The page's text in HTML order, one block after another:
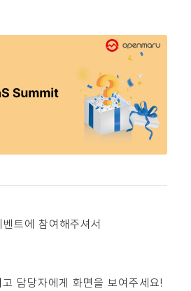
트에 참여해주셔서
담당자에게 화면을 보여주세요!